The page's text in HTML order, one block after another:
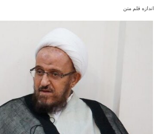
اندازه قلم متن